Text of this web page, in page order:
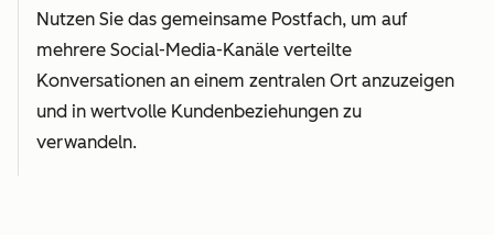
Nutzen Sie das gemeinsame Postfach, um auf
mehrere Social-Media-Kanäle verteilte
Konversationen an einem zentralen Ort anzuzeigen
und in wertvolle Kundenbeziehungen zu
verwandeln.